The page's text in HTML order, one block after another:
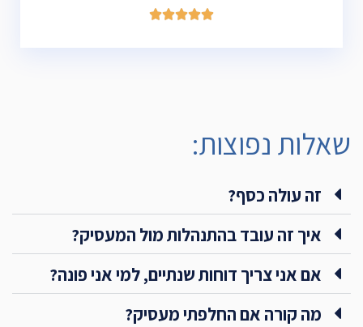





שאלות נפוצות:
זה עולה כסף?
איך זה עובד בהתנהלות מול המעסיק?
אם אני צריך דוחות שנתיים, למי אני פונה?
מה קורה אם החלפתי מעסיק?